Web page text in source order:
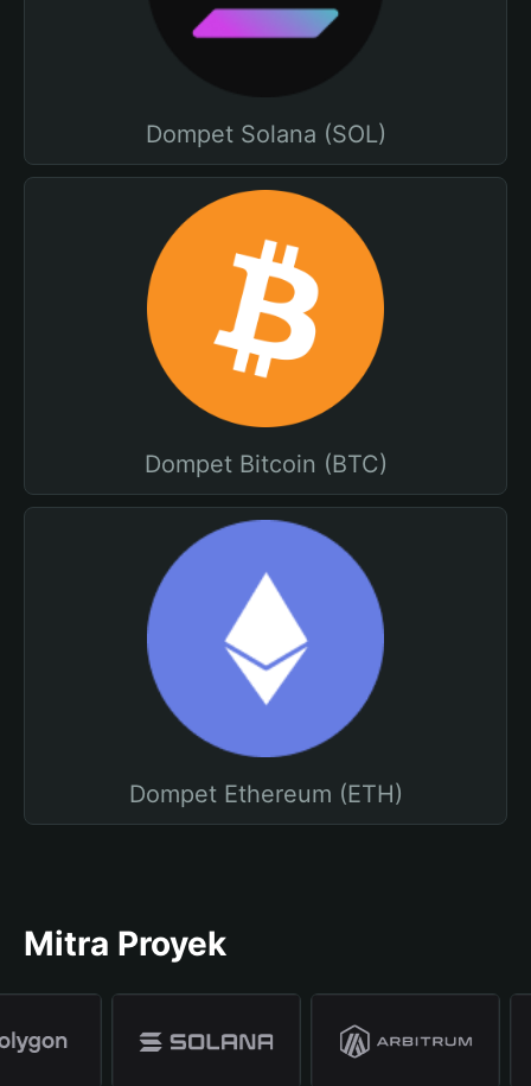
Dompet Solana (SOL)
Dompet Bitcoin (BTC)
Dompet Ethereum (ETH)
Mitra Proyek